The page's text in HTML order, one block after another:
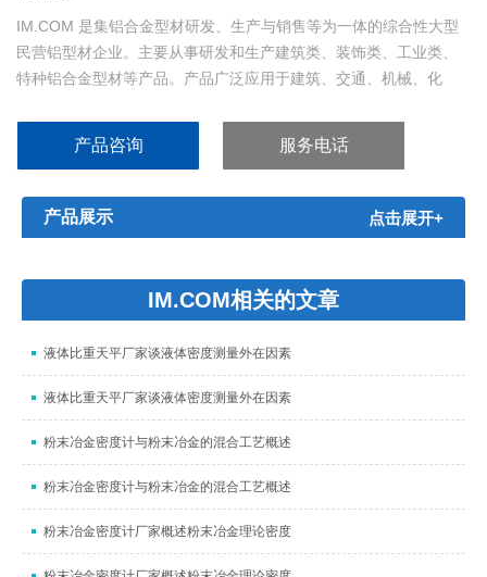
IM.COM 是集铝合金型材研发、生产与销售等为一体的综合性大型
民营铝型材企业。主要从事研发和生产建筑类、装饰类、工业类、
特种铝合金型材等产品。产品广泛应用于建筑、交通、机械、化
产品咨询 服务电话
产品展示 点击展开+
IM.COM相关的文章
液体比重天平厂家谈液体密度测量外在因素
液体比重天平厂家谈液体密度测量外在因素
粉末冶金密度计与粉末冶金的混合工艺概述
粉末冶金密度计与粉末冶金的混合工艺概述
粉末冶金密度计厂家概述粉末冶金理论密度